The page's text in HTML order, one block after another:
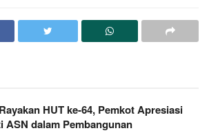
HUT ke-64, Pemkot Apresiasi
ASN dalam Pembangunan